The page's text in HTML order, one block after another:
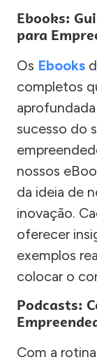
Ebooks:
para
Os Ebooks
completos
sucesso do
nossos
da ideia de
inovação.
oferecer
exemplos
colocar o
Podcasts:
Com a